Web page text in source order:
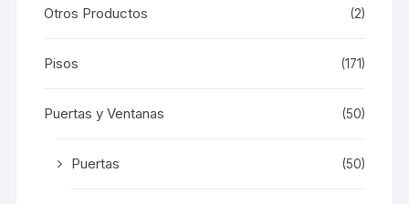
Otros Productos (2)
Pisos (171)
Puertas y Ventanas (50)
Puertas (50)